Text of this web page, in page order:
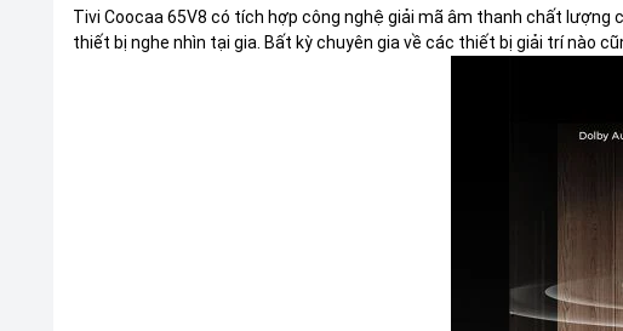
Tivi Coocaa 65V8 có tích hợp công nghệ giải mã âm thanh chất
thiết bị nghe nhìn tại gia. Bất kỳ chuyên gia về các thiết bị giải trí nào